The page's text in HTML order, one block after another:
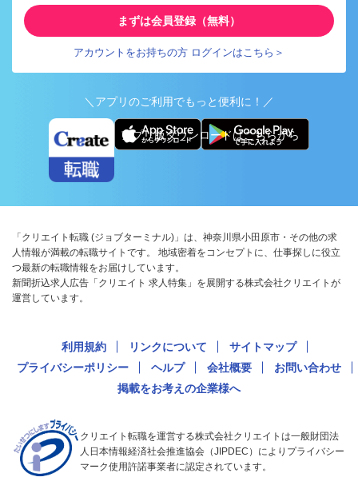
まずは会員登録（無料）
アカウントをお持ちの方 ログインはこちら＞
＼アプリのご利用でもっと便利に！／
アプリ版ダウンロードはこちらから
「クリエイト転職 (ジョブターミナル)」は、神奈川県小田原市・その他の求
人情報が満載の転職サイトです。 地域密着をコンセプトに、仕事探しに役立
つ最新の転職情報をお届けしています。
新聞折込求人広告「クリエイト 求人特集」を展開する株式会社クリエイトが
運営しています。
利用規約 リンクについて
サイトマップ
プライバシーポリシー
ヘルプ 会社概要
お問い合わせ
掲載をお考えの企業様へ
クリエイト転職を運営する株式会社クリエイトは一般財団法
人日本情報経済社会推進協会（JIPDEC）によりプライバシー
マーク使用許諾事業者に認定されています。